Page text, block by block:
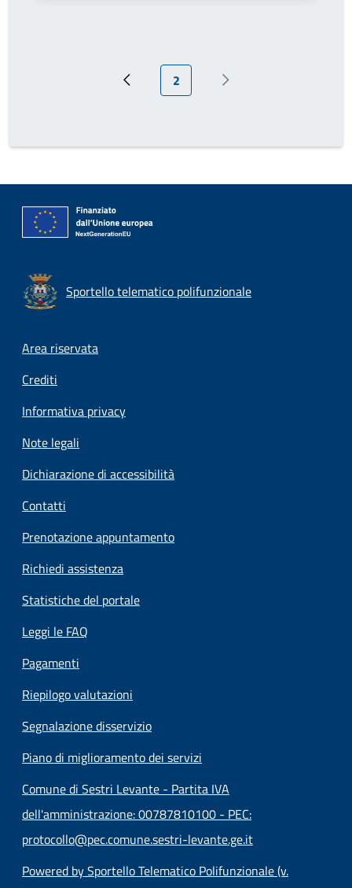
Pagina precedente
Pagina attuale
2 Prossima pagina
Sportello telematico polifunzionale
Footer menu
Area riservata
Crediti
Informativa privacy
Note legali
Dichiarazione di accessibilità
Contatti
Prenotazione appuntamento
Richiedi assistenza
Statistiche del portale
Leggi le FAQ
Pagamenti
Riepilogo valutazioni
Segnalazione disservizio
Piano di miglioramento dei servizi
Comune di Sestri Levante - Partita IVA
dell'amministrazione: 00787810100 - PEC:
protocollo@pec.comune.sestri-levante.ge.it
Powered by Sportello Telematico Polifunzionale (v.